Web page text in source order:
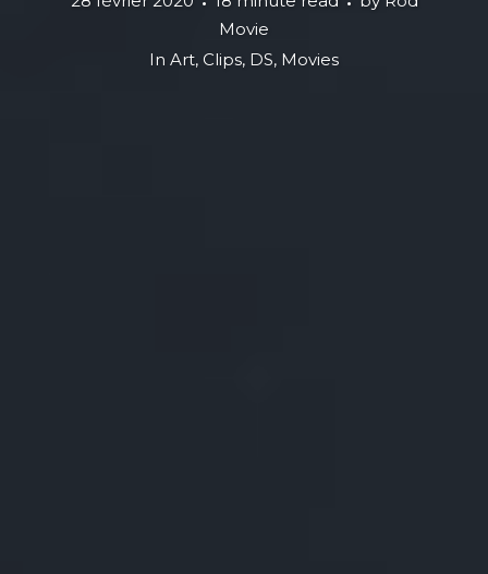
Movie
In Art, Clips, DS, Movies